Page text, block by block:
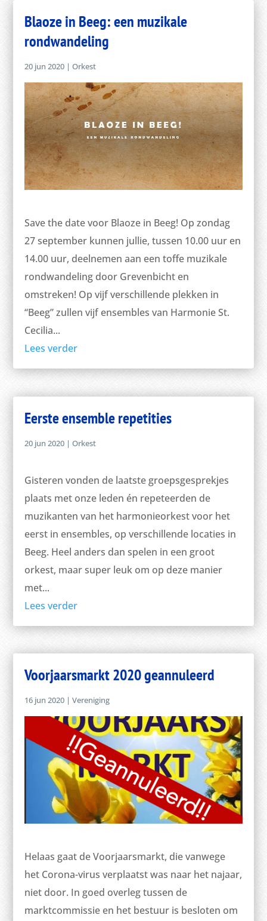
Blaoze in Beeg: een muzikale
rondwandeling
20 jun 2020 |Orkest
Save the date voor Blaoze in Beeg! Op zondag
27 september kunnen jullie, tussen 10.00 uur en
14.00 uur, deelnemen aan een toffe muzikale
rondwandeling door Grevenbicht en
omstreken! Op vijf verschillende plekken in
“Beeg” zullen vijf ensembles van Harmonie St.
Cecilia...
Lees verder
Eerste ensemble repetities
20 jun 2020 |Orkest
Gisteren vonden de laatste groepsgesprekjes
plaats met onze leden én repeteerden de
muzikanten van het harmonieorkest voor het
eerst in ensembles, op verschillende locaties in
Beeg. Heel anders dan spelen in een groot
orkest, maar super leuk om op deze manier
met...
Lees verder
Voorjaarsmarkt 2020 geannuleerd
16 jun 2020 |Vereniging
Helaas gaat de Voorjaarsmarkt, die vanwege
het Corona-virus verplaatst was naar het najaar,
niet door. In goed overleg tussen de
marktcommissie en het bestuur is besloten om